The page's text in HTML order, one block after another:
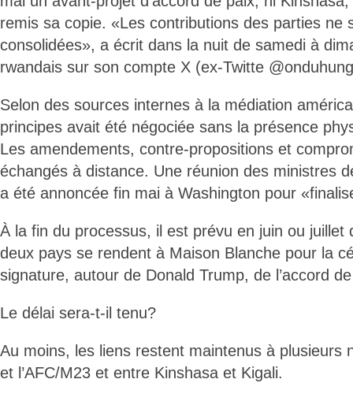
remis sa copie. «Les contributions des parties ne
consolidées», a écrit dans la nuit de samedi à
rwandais sur son compte X (ex-Twitte
Selon des sources internes à la médiation
principes avait été négociée sans la présence
Les amendements, contre-propositions et
échangés à distance. Une réunion des ministres
a été annoncée fin mai à Washington pour
À la fin du processus, il est prévu en juin ou juillet
deux pays se rendent à Maison Blanche pour la
signature, autour de Donald Trump, de l’accord
Le délai sera-t-il tenu?
Au moins, les liens restent maintenus à plusieurs
et l’AFC/M23 et entre Kinshasa et Kigali.